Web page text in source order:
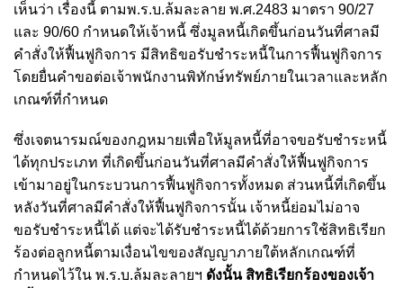
เห็นว่า เรื่องนี้ ตามพ.ร.บ.ล้มละลาย พ.ศ.2483 มาตรา 90/27
และ 90/60 กำหนดให้เจ้าหนี้ ซึ่งมูลหนี้เกิดขึ้นก่อนวันที่ศาลมี
คำสั่งให้ฟื้นฟูกิจการ มีสิทธิขอรับชำระหนี้ในการฟื้นฟูกิจการ
โดยยื่นคำขอต่อเจ้าพนักงานพิทักษ์ทรัพย์ภายในเวลาและหลัก
เกณฑ์ที่กำหนด
ซึ่งเจตนารมณ์ของกฎหมายเพื่อให้มูลหนี้ที่อาจขอรับชำระหนี้
ได้ทุกประเภท ที่เกิดขึ้นก่อนวันที่ศาลมีคำสั่งให้ฟื้นฟูกิจการ
เข้ามาอยู่ในกระบวนการฟื้นฟูกิจการทั้งหมด ส่วนหนี้ที่เกิดขึ้น
หลังวันที่ศาลมีคำสั่งให้ฟื้นฟูกิจการนั้น เจ้าหนี้ย่อมไม่อาจ
ขอรับชำระหนี้ได้ แต่จะได้รับชำระหนี้ได้ด้วยการใช้สิทธิเรียก
ร้องต่อลูกหนี้ตามเงื่อนไขของสัญญาภายใต้หลักเกณฑ์ที่
กำหนดไว้ใน พ.ร.บ.ล้มละลายฯ ดังนั้น สิทธิเรียกร้องของเจ้า